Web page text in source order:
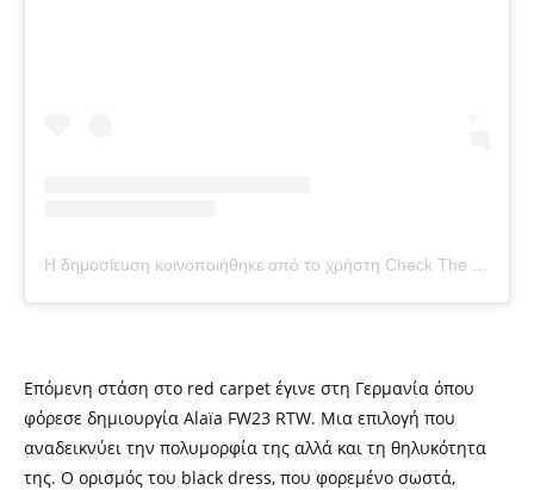
Η δημοσίευση κοινοποιήθηκε από το χρήστη Check The Tag (@checkthetag)
Επόμενη στάση στο red carpet έγινε στη Γερμανία όπου
φόρεσε δημιουργία Alaïa FW23 RTW. Μια επιλογή που
αναδεικνύει την πολυμορφία της αλλά και τη θηλυκότητα
της. Ο ορισμός του black dress, που φορεμένο σωστά,